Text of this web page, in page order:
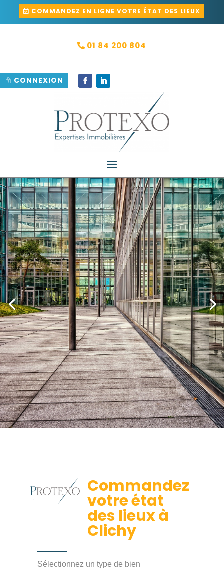
COMMANDEZ EN LIGNE VOTRE ÉTAT DES LIEUX
01 84 200 804
CONNEXION
Réservez en 1 clic
Commandez
votre état
des lieux à
Clichy
Sélectionnez un type de bien